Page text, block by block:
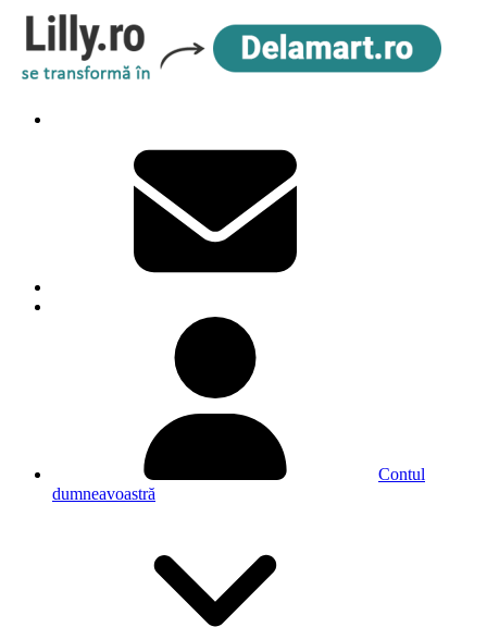
Contul
dumneavoastră